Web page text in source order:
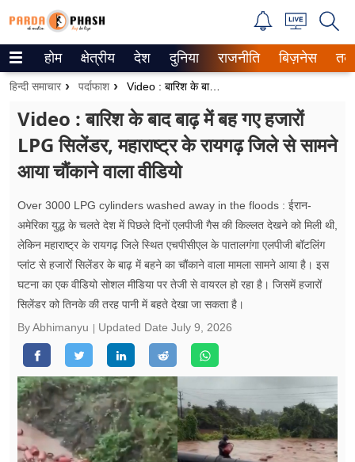
Trending on Google News
वेब स्टोरीज
उत्तर प्रदेश
गैलरी
वीडियो
रिलेशनशिप
जीवन मंत्रा
फूड
सेहत
ब्‍यूटी
होम क्षेत्रीय देश दुनिया राजनीति बिज़नेस
हिन्दी समाचार पर्दाफाश Video : बारिश के बाद बाढ़ में बह गए हजारों LPG सिलेंडर, महाराष्ट्र के रायगढ़ जिले से सामने आया चौंकाने वाला वीडियो
Video : बारिश के बाद बाढ़ में बह गए हजारों
LPG सिलेंडर, महाराष्ट्र के रायगढ़ जिले से सामने
आया चौंकाने वाला वीडियो
Over 3000 LPG cylinders washed away in the floods : ईरान-
अमेरिका युद्ध के चलते देश में पिछले दिनों एलपीजी गैस की किल्लत देखने को मिली थी,
लेकिन महाराष्ट्र के रायगढ़ जिले स्थित एचपीसीएल के पातालगंगा एलपीजी बॉटलिंग
प्लांट से हजारों सिलेंडर के बाढ़ में बहने का चौंकाने वाला मामला सामने आया है। इस
घटना का एक वीडियो सोशल मीडिया पर तेजी से वायरल हो रहा है। जिसमें हजारों
सिलेंडर को तिनके की तरह पानी में बहते देखा जा सकता है।
By Abhimanyu
Updated Date July 9, 2026